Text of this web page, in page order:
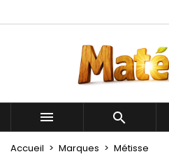
 
Accueil Marques Métisse